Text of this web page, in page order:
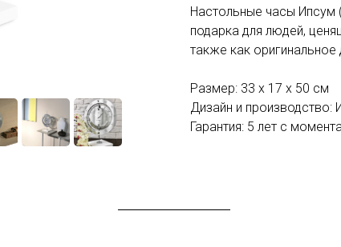
Настольные часы Ипсум
подарка для людей,
также как оригинальное
Размер: 33 x 17 x 50 см
Дизайн и производство:
Гарантия: 5 лет с